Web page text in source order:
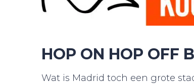
HOP ON HOP OFF
Wat is Madrid toch een grote